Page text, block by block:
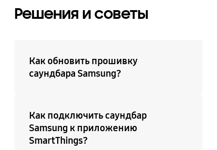
Решения и советы
Как обновить прошивку
саундбара Samsung?
Как подключить саундбар
Samsung к приложению
SmartThings?